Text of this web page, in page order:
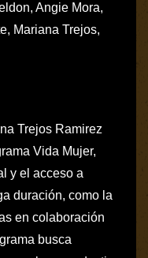
Angie Mora,
Mariana Trejos,
Trejos Ramirez
Vida Mujer,
y el acceso a
duración, como la
en colaboración
busca